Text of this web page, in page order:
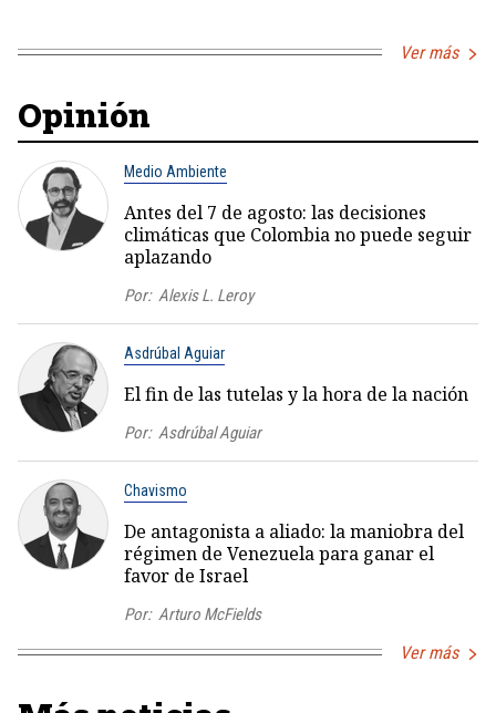
Ver más
Opinión
Medio Ambiente
Antes del 7 de agosto: las decisiones
climáticas que Colombia no puede seguir
aplazando
Por: Alexis L. Leroy
Asdrúbal Aguiar
El fin de las tutelas y la hora de la nación
Por: Asdrúbal Aguiar
Chavismo
De antagonista a aliado: la maniobra del
régimen de Venezuela para ganar el
favor de Israel
Por: Arturo McFields
Ver más